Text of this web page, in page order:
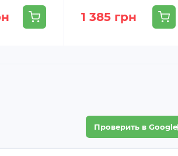
1 385 грн
Проверить в Google